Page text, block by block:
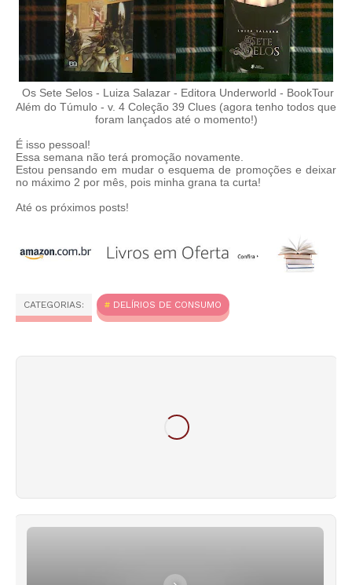
Os Sete Selos - Luiza Salazar - Editora Underworld - BookTour
Além do Túmulo - v. 4 Coleção 39 Clues (agora tenho todos que
foram lançados até o momento!)
É isso pessoal!
Essa semana não terá promoção novamente.
Estou pensando em mudar o esquema de promoções e deixar
no máximo 2 por mês, pois minha grana ta curta!
Até os próximos posts!
CATEGORIAS: DELÍRIOS DE CONSUMO